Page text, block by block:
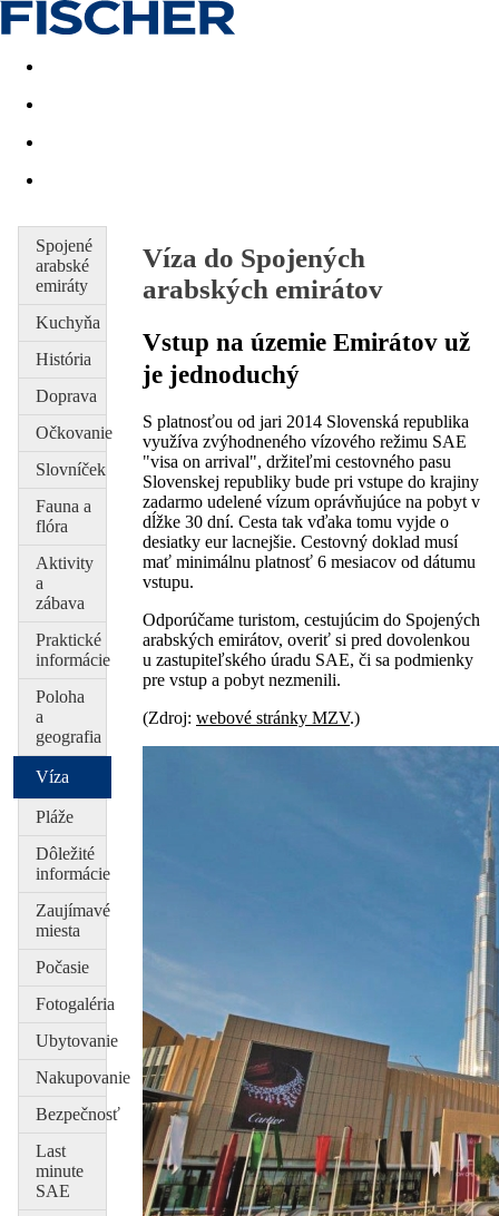
Last minute Dovolenkové kluby
Spojené
arabské
emiráty
Kuchyňa
História
Doprava
Očkovanie
Slovníček
Fauna a
flóra
Aktivity
a
zábava
Praktické
informácie
Poloha
a
geografia
Víza
Pláže
Dôležité
informácie
Zaujímavé
miesta
Počasie
Fotogaléria
Ubytovanie
Nakupovanie
Bezpečnosť
Last
minute
SAE
Víza do Spojených
arabských emirátov
Vstup na územie Emirátov už
je jednoduchý
S platnosťou od jari 2014 Slovenská republika
využíva zvýhodneného vízového režimu SAE
"visa on arrival", držiteľmi cestovného pasu
Slovenskej republiky bude pri vstupe do krajiny
zadarmo udelené vízum oprávňujúce na pobyt v
dĺžke 30 dní. Cesta tak vďaka tomu vyjde o
desiatky eur lacnejšie. Cestovný doklad musí
mať minimálnu platnosť 6 mesiacov od dátumu
vstupu.
Odporúčame turistom, cestujúcim do Spojených
arabských emirátov, overiť si pred dovolenkou
u zastupiteľského úradu SAE, či sa podmienky
pre vstup a pobyt nezmenili.
(Zdroj: webové stránky MZV.)